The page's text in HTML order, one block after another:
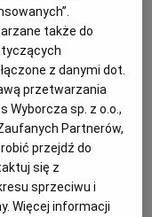
także do
z danymi dot.
przetwarzania
Wyborcza sp. z o.o.,
Partnerów,
przejdź do
się z
sprzeciwu i
Więcej informacji